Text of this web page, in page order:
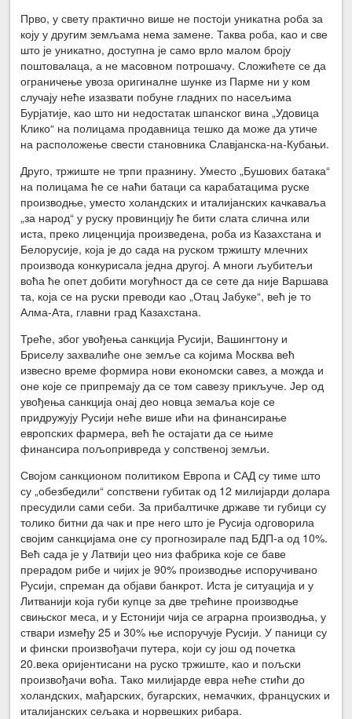
Прво, у свету практично више не постоји уникатна роба за
коју у другим земљама нема замене. Таква роба, као и све
што је уникатно, доступна је само врло малом броју
поштовалаца, а не масовном потрошачу. Сложићете се да
ограничење увоза оригиналне шунке из Парме ни у ком
случају неће изазвати побуне гладних по насељима
Бурјатије, као што ни недостатак шпанског вина „Удовица
Клико“ на полицама продавница тешко да може да утиче
на расположење свести становника Славјанска-на-Кубањи.
Друго, тржиште не трпи празнину. Уместо „Бушових батака“
на полицама ће се наћи батаци са карабатацима руске
производње, уместо холандских и италијанских качкаваља
„за народ“ у руску провинцију ће бити слата слична или
иста, преко лиценција произведена, роба из Казахстана и
Белорусије, која је до сада на руском тржишту млечних
производа конкурисала једна другој. А многи љубитељи
воћа ће опет добити могућност да се сете да није Варшава
та, која се на руски преводи као „Отац Јабуке“, већ је то
Алма-Ата, главни град Казахстана.
Треће, због увођења санкција Русији, Вашингтону и
Бриселу захвалиће оне земље са којима Москва већ
извесно време формира нови економски савез, а можда и
оне које се припремају да се том савезу прикључе. Јер од
увођења санкција онај део новца земаља које се
придружују Русији неће више ићи на финансирање
европских фармера, већ ће остајати да се њиме
финансира пољопривреда у сопственој земљи.
Својом санкционом политиком Европа и САД су тиме што
су „обезбедили“ сопствени губитак од 12 милијарди долара
пресудили сами себи. За прибалтичке државе ти губици су
толико битни да чак и пре него што је Русија одговорила
својим санкцијама оне су прогнозирале пад БДП-а од 10%.
Већ сада је у Латвији цео низ фабрика које се баве
прерадом рибе и чијих је 90% производње испоручивано
Русији, спреман да објави банкрот. Иста је ситуација и у
Литванији која губи купце за две трећине производње
свињског меса, и у Естонији чија се аграрна производња, у
ствари између 25 и 30% ње испоручује Русији. У паници су
и фински произвођачи путера, који су још од почетка
20.века оријентисани на руско тржиште, као и пољски
произвођачи воћа. Тако милијарде евра неће стићи до
холандских, мађарских, бугарских, немачких, француских и
италијанских сељака и норвешких рибара.